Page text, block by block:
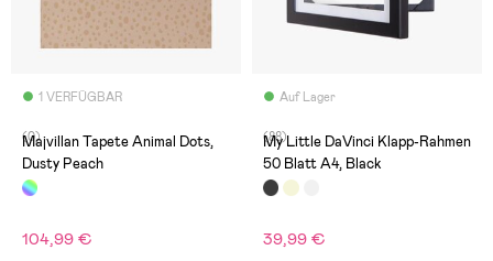
1 VERFÜGBAR
(0)
Majvillan Tapete Animal Dots,
Dusty Peach
104,99 €
Auf Lager
(88)
My Little DaVinci Klapp-Rahmen
50 Blatt A4, Black
39,99 €